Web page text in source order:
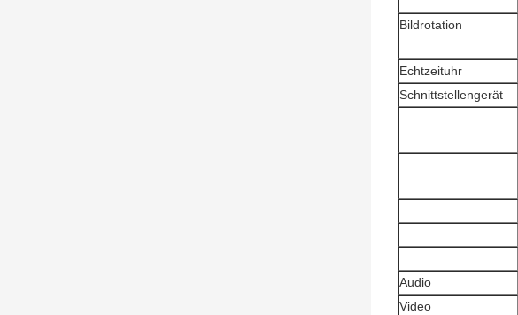
Bildrotation
Echtzeituhr
Schnittstellengerät
Audio
Video